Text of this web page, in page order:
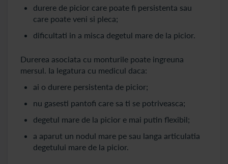
durere de picior care poate fi persistenta sau
care poate veni si pleca;
dificultati in a misca degetul mare de la picior.
Durerea asociata cu monturile poate ingreuna
mersul. Ia legatura cu medicul daca:
ai o durere persistenta de picior;
nu gasesti pantofi care sa ti se potriveasca;
degetul mare de la picior e mai putin flexibil;
a aparut un nodul mare pe sau langa articulatia
degetului mare de la picior.